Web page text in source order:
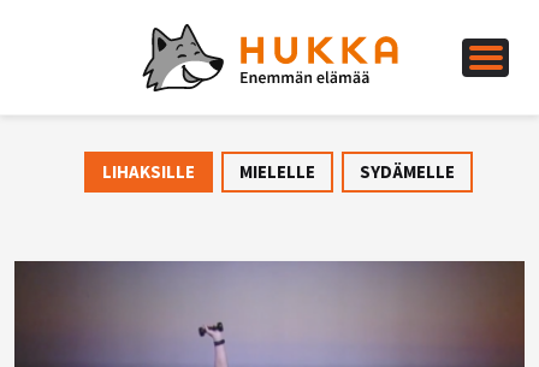
LIHAKSILLE MIELELLE SYDÄMELLE